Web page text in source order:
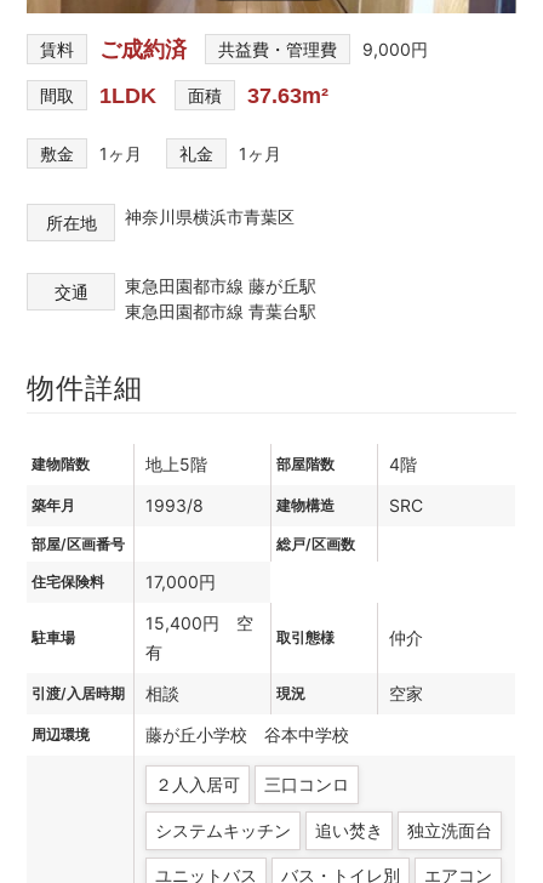
ト
賃料 ご成約済 共益費・管理費 9,000円
間取 1LDK 面積 37.63m²
敷金 1ヶ月 礼金 1ヶ月
所在地 神奈川県横浜市青葉区
交通
東急田園都市線 藤が丘駅
東急田園都市線 青葉台駅
物件詳細
建物階数 地上5階 部屋階数 4階
築年月 1993/8 建物構造 SRC
部屋/区画番号 総戸/区画数
住宅保険料 17,000円
駐車場
15,400円 空
有
取引態様 仲介
引渡/入居時期 相談 現況 空家
周辺環境 藤が丘小学校 谷本中学校
２人入居可 三口コンロ
システムキッチン 追い焚き 独立洗面台
ユニットバス バス・トイレ別 エアコン